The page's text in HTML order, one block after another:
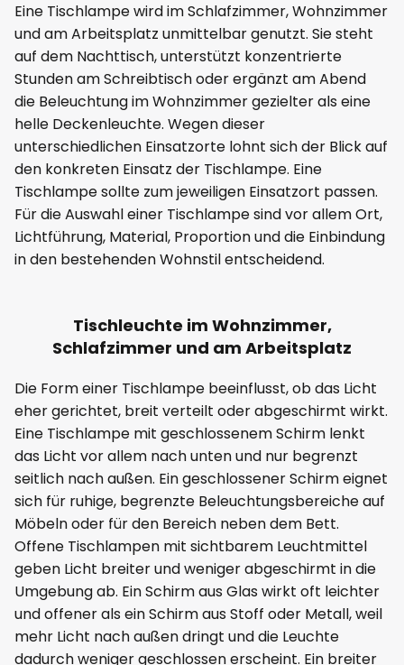
Eine Tischlampe wird im Schlafzimmer, Wohnzimmer
und am Arbeitsplatz unmittelbar genutzt. Sie steht
auf dem Nachttisch, unterstützt konzentrierte
Stunden am Schreibtisch oder ergänzt am Abend
die Beleuchtung im Wohnzimmer gezielter als eine
helle Deckenleuchte. Wegen dieser
unterschiedlichen Einsatzorte lohnt sich der Blick auf
den konkreten Einsatz der Tischlampe. Eine
Tischlampe sollte zum jeweiligen Einsatzort passen.
Für die Auswahl einer Tischlampe sind vor allem Ort,
Lichtführung, Material, Proportion und die Einbindung
in den bestehenden Wohnstil entscheidend.
Tischleuchte im Wohnzimmer,
Schlafzimmer und am Arbeitsplatz
Die Form einer Tischlampe beeinflusst, ob das Licht
eher gerichtet, breit verteilt oder abgeschirmt wirkt.
Eine Tischlampe mit geschlossenem Schirm lenkt
das Licht vor allem nach unten und nur begrenzt
seitlich nach außen. Ein geschlossener Schirm eignet
sich für ruhige, begrenzte Beleuchtungsbereiche auf
Möbeln oder für den Bereich neben dem Bett.
Offene Tischlampen mit sichtbarem Leuchtmittel
geben Licht breiter und weniger abgeschirmt in die
Umgebung ab. Ein Schirm aus Glas wirkt oft leichter
und offener als ein Schirm aus Stoff oder Metall, weil
mehr Licht nach außen dringt und die Leuchte
dadurch weniger geschlossen erscheint. Ein breiter